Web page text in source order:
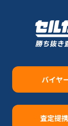
バイヤ
査定提